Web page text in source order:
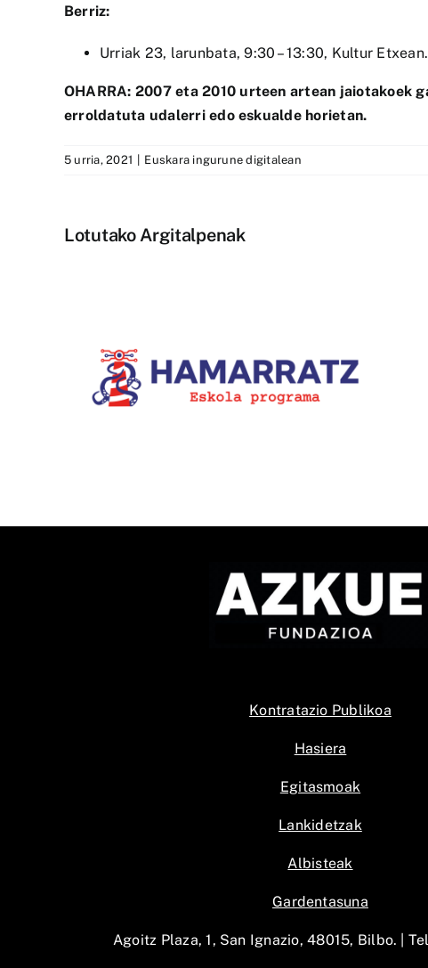
Berriz:
Urriak 23, larunbata, 9:30 – 13:30, Kultur Etxean.
OHARRA: 2007 eta 2010 urteen artean jaiotakoek
erroldatuta udalerri edo eskualde horietan.
5 urria, 2021 Euskara ingurune digitalean
Lotutako Argitalpenak
1.400.000 ikustaldi izan ditu
Bziber euskarazko
TikTokeko lehiaketaren IX.
Kontratazio Publikoa
Hasiera
Egitasmoak
Lankidetzak
Albisteak
Gardentasuna
Agoitz Plaza, 1, San Ignazio, 48015, Bilbo. |